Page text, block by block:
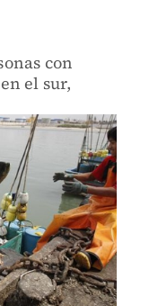
con
el sur,